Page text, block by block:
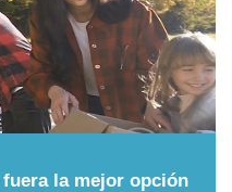
fuera la mejor opción